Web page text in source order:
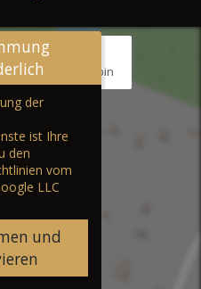
OT Alt Ruppin
der
ist Ihre
den
vom
LLC
und